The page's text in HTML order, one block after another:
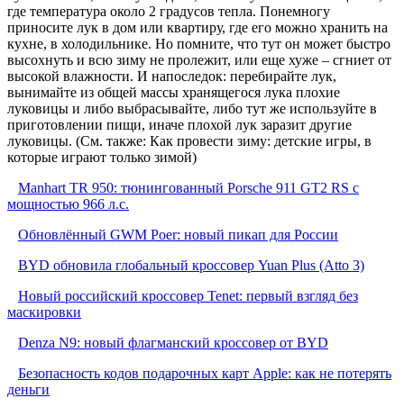
где температура около 2 градусов тепла. Понемногу
приносите лук в дом или квартиру, где его можно хранить на
кухне, в холодильнике. Но помните, что тут он может быстро
высохнуть и всю зиму не пролежит, или еще хуже – сгниет от
высокой влажности. И напоследок: перебирайте лук,
вынимайте из общей массы хранящегося лука плохие
луковицы и либо выбрасывайте, либо тут же используйте в
приготовлении пищи, иначе плохой лук заразит другие
луковицы. (См. также: Как провести зиму: детские игры, в
которые играют только зимой)
Manhart TR 950: тюнингованный Porsche 911 GT2 RS с
мощностью 966 л.с.
Обновлённый GWM Poer: новый пикап для России
BYD обновила глобальный кроссовер Yuan Plus (Atto 3)
Новый российский кроссовер Tenet: первый взгляд без
маскировки
Denza N9: новый флагманский кроссовер от BYD
Безопасность кодов подарочных карт Apple: как не потерять
деньги